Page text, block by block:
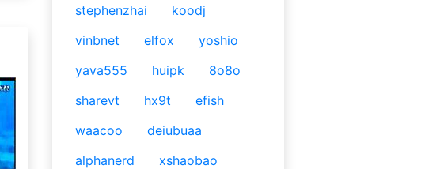
stephenzhai
koodj
vinbnet
elfox
yoshio
yava555
huipk
8o8o
sharevt
hx9t
efish
waacoo
deiubuaa
alphanerd
xshaobao